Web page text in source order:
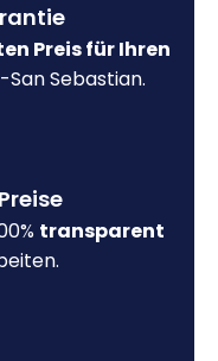
Preis für Ihren
Sebastian.
transparent